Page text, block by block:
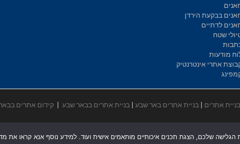
בבקעת הירדן
לדתיים
שטח
מודעות
אתרי אינטרנטיק
בניית אתרים | בניית אתרים באר שבע | בניית אתרים בבאר שבע |קידום אתרים
הגלישה שלכם, הצגת תכנים איכותיים מותאמים אישית ועוד. למידע נוסף אנא קראו את